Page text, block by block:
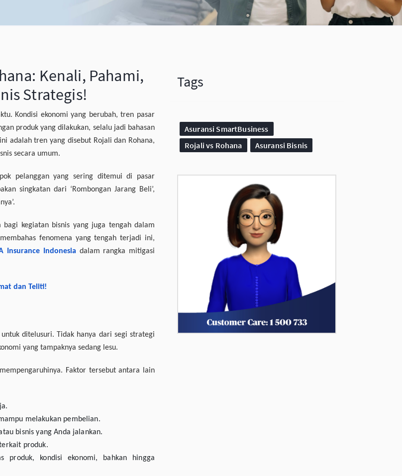
Kenali, Pahami,
Strategis!
Kondisi ekonomi yang berubah, tren pasar
produk yang dilakukan, selalu jadi bahasan
adalah tren yang disebut Rojali dan Rohana,
secara umum.
pelanggan yang sering ditemui di pasar
singkatan dari ‘Rombongan Jarang Beli’,
kegiatan bisnis yang juga tengah dalam
fenomena yang tengah terjadi ini,
Insurance Indonesia dalam rangka mitigasi
dan Teliti!
ditelusuri. Tidak hanya dari segi strategi
yang tampaknya sedang lesu.
Faktor tersebut antara lain
melakukan pembelian.
bisnis yang Anda jalankan.
produk.
produk, kondisi ekonomi, bahkan hingga
Tags
Asuransi SmartBusiness
Rojali vs Rohana
Asuransi Bisnis